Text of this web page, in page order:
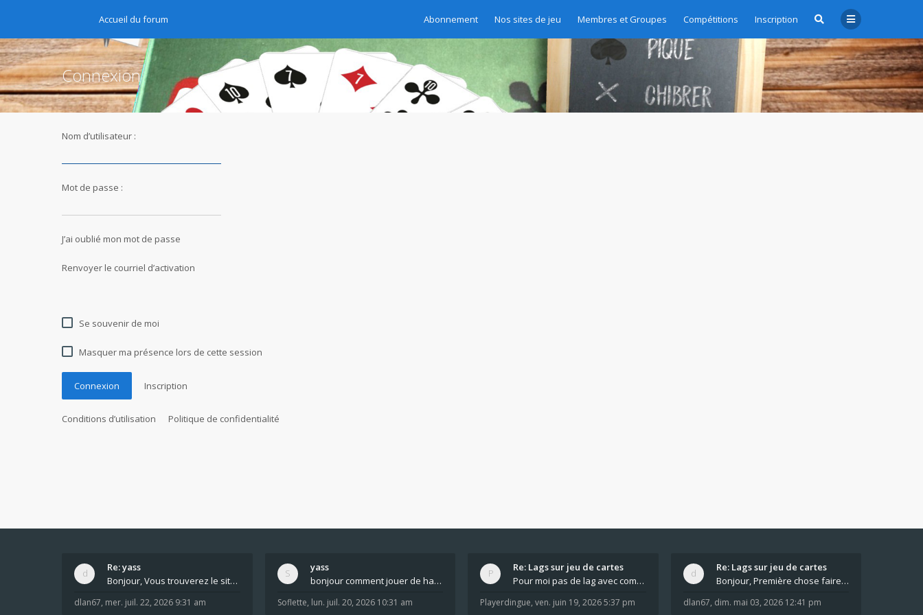
Abonnement Nos sites de jeu Membres et Groupes Compétitions Inscription
Accueil du forum
Connexion
Nom d’utilisateur :
Mot de passe :
J’ai oublié mon mot de passe
Renvoyer le courriel d’activation
Se souvenir de moi
Masquer ma présence lors de cette session
Connexion Inscription
Conditions d’utilisation Politique de confidentialité
Re: yass
Bonjour, Vous trouverez le site ici dans le foru
dlan67, mer. juil. 22, 2026 9:31 am
yass
bonjour comment jouer de haut en bas tout atout mi
Soflette, lun. juil. 20, 2026 10:31 am
Re: Lags sur jeu de cartes
Pour moi pas de lag avec comme navigateur Chrome
Playerdingue, ven. juin 19, 2026 5:37 pm
Re: Lags sur jeu de cartes
Bonjour, Première chose faire un arrêt complet de
dlan67, dim. mai 03, 2026 12:41 pm